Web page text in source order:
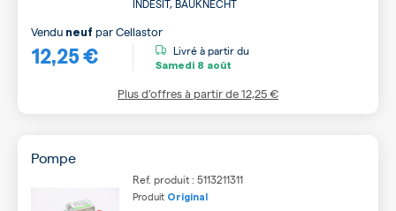
INDESIT, BAUKNECHT
12,25 €
Vendu neuf parCellastor
Livré à partir du
Samedi 8 août
Plus d’offres à partir de12,25 €
Pompe
Ref. produit : 5113211311
Produit Original